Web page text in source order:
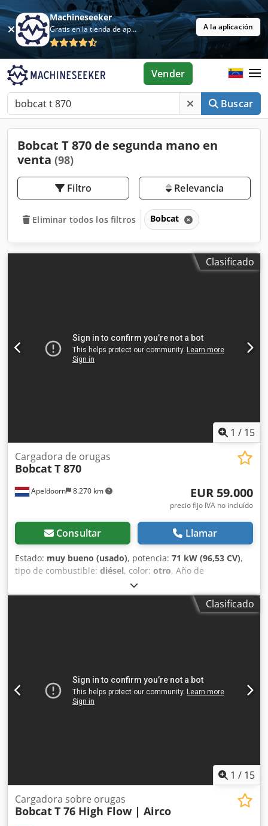
Machineseeker
Gratis en la tienda de aplicaciones A la aplicación
Buscar
Vender
Bobcat T 870 de segunda mano en
venta (98)
Filtro Relevancia
Eliminar todos los filtros Bobcat
Clasificado
1 / 15
Apeldoorn 8.270 km
Cargadora de orugas
BobcatT 870
EUR 59.000
precio fijo IVA no incluído
Consultar Llamar
Estado: muy bueno (usado), potencia: 71 kW (96,53 CV),
tipo de combustible: diésel, color: otro, Año de
, horas de funcionamiento:
Equipamiento:aire acondicionado, Año de fabricación:
2021 Peso en vacío: 5.863 kg Dodpfx Apsyc Nxte Iekr
Orugas de goma - Alto caudal - Acoplador rápido
hidráulico - Radio = Observaciones = Tren motriz
Normativa / Nivel: Stage IV / Tier IV final General País de
Clasificado
1 / 15
Cargadora sobre orugas
BobcatT 76 High Flow | Airco